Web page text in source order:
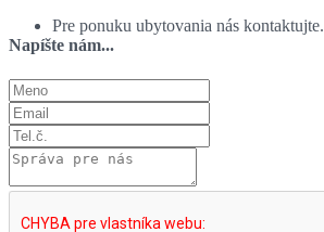
Pre ponuku ubytovania nás kontaktujte.
Napíšte nám...